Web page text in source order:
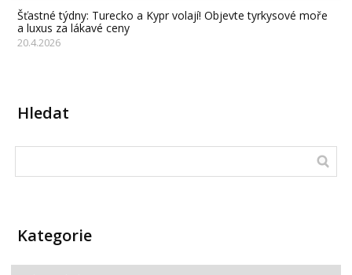
Šťastné týdny: Turecko a Kypr volají! Objevte tyrkysové moře
a luxus za lákavé ceny
20.4.2026
Hledat
Kategorie